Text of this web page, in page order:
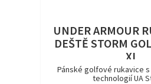
UNDER ARMOUR
DEŠTĚ STORM
XL
Pánské golfové rukavice
technologií UA